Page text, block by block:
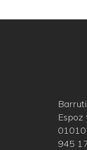
Espoz
945